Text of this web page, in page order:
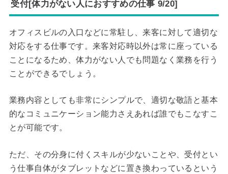
受付[体力がない人におすすめの仕事 9/20]
オフィスビルの入口などに常駐し、来客に対して適切な
対応をする仕事です。来客対応時以外は常に座っている
ことになるため、体力がない人でも問題なく業務を行う
ことができるでしょう。
業務内容としても非常にシンプルで、適切な敬語と基本
的なコミュニケーション能力さえあれば誰でもこなすこ
とが可能です。
ただ、その分身に付くスキルが少ないことや、受付とい
う仕事自体がタブレットなどに置き換わっているという